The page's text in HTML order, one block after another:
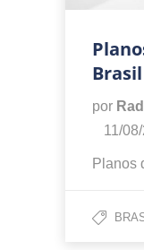
Brasil
por
11/
Planos